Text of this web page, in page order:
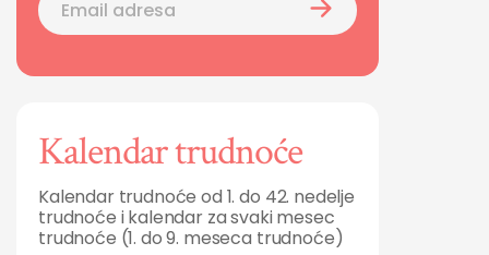
Kalendar trudnoće
Kalendar trudnoće od 1. do 42. nedelje
trudnoće i kalendar za svaki mesec
trudnoće (1. do 9. meseca trudnoće)